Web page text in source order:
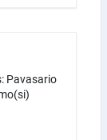
Pavasario